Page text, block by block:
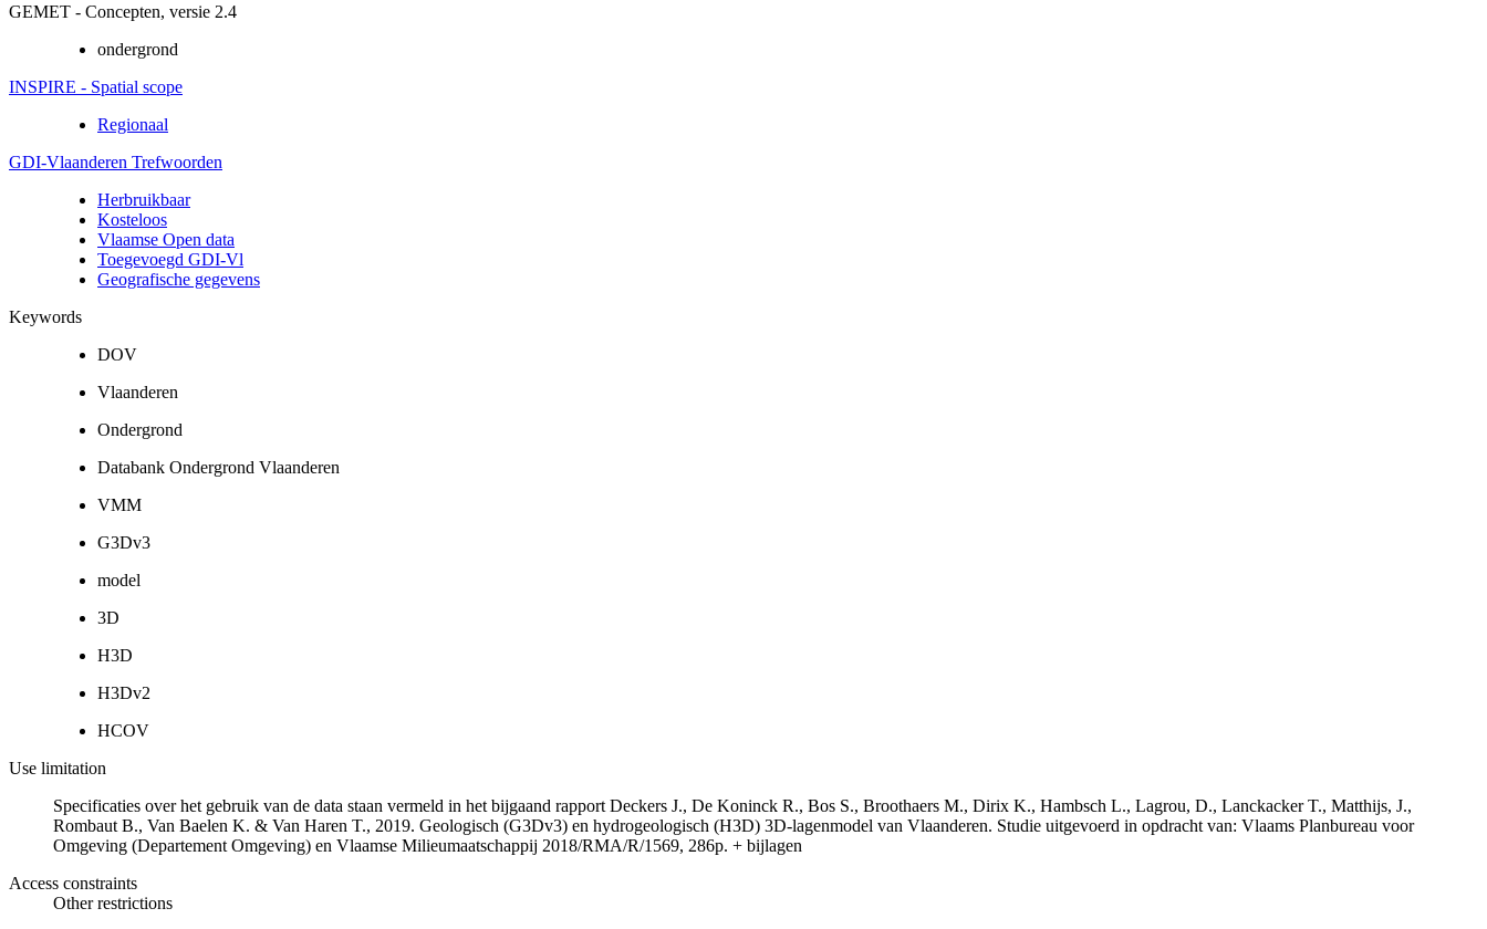
GEMET - Concepten, versie 2.4
ondergrond
INSPIRE - Spatial scope
Regionaal
GDI-Vlaanderen Trefwoorden
Herbruikbaar
Kosteloos
Vlaamse Open data
Toegevoegd GDI-Vl
Geografische gegevens
Keywords
DOV
Vlaanderen
Ondergrond
Databank Ondergrond Vlaanderen
VMM
G3Dv3
model
3D
H3D
H3Dv2
HCOV
Use limitation
Specificaties over het gebruik van de data staan vermeld in het bijgaand rapport Deckers J., De Koninck R., Bos S., Broothaers M., Dirix K., Hambsch L., Lagrou, D., Lanckacker T., Matthijs, J.,
Rombaut B., Van Baelen K. & Van Haren T., 2019. Geologisch (G3Dv3) en hydrogeologisch (H3D) 3D-lagenmodel van Vlaanderen. Studie uitgevoerd in opdracht van: Vlaams Planbureau voor
Omgeving (Departement Omgeving) en Vlaamse Milieumaatschappij 2018/RMA/R/1569, 286p. + bijlagen
Access constraints
Other restrictions